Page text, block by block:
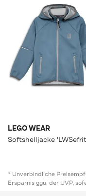
LEGO WEAR
* Unverbindliche
Ersparnis ggü. der UVP,